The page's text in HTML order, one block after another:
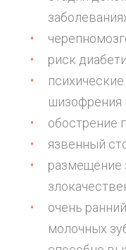
риск
шизофрения
обострение
язвенный
размещение
очень
молочных